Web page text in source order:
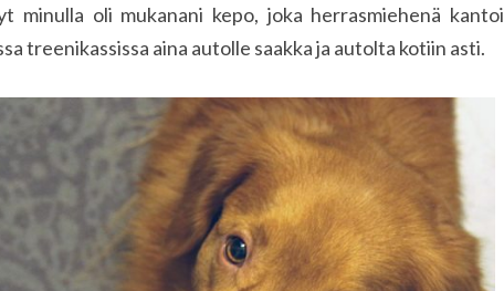
minulla oli mukanani kepo, joka herrasmiehenä kantoi
treenikassissa aina autolle saakka ja autolta kotiin asti.